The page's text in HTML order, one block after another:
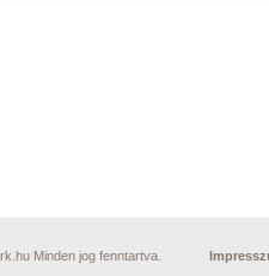
Minden jog fenntartva.